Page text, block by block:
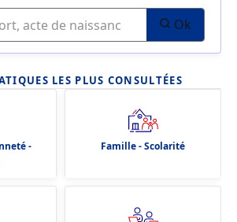
Ok
LES PLUS CONSULTÉES
-
Famille - Scolarité